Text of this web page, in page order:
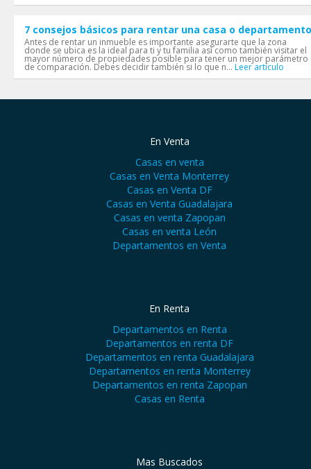
7 consejos básicos para rentar una casa o departamento
Antes de rentar un inmueble es importante asegurarte que la zona
donde se ubica es la ideal para ti y tu familia así como también visitar el
mayor número de propiedades posible para tener un mejor parámetro
de comparación. Debes decidir también si lo que n... Leer artículo
En Venta
Casas en venta
Casas en Venta Monterrey
Casas en Venta DF
Casas en Venta Guadalajara
Casas en venta Zapopan
Casas en venta León
Departamentos en Venta
En Renta
Departamentos en Renta
Departamentos en renta DF
Departamentos en renta Guadalajara
Departamentos en renta Monterrey
Departamentos en renta Zapopan
Casas en Renta
Mas Buscados